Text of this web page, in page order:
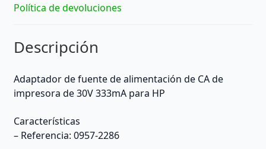
Política de devoluciones
Descripción
Adaptador de fuente de alimentación de CA de
impresora de 30V 333mA para HP
Características
– Referencia: 0957-2286